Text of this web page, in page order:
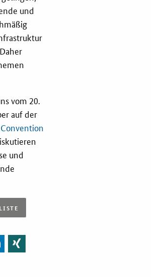
und
vom 20.
auf der
und